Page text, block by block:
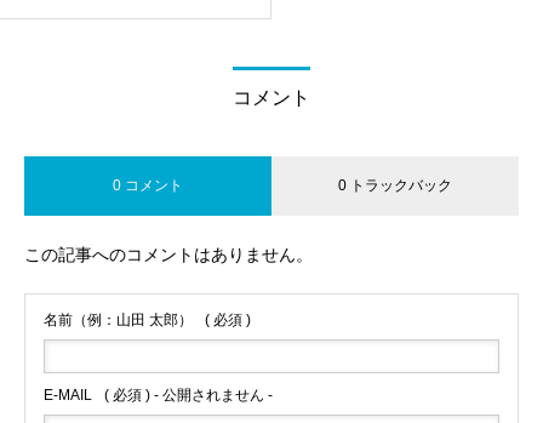
コメント
0 コメント 0 トラックバック
この記事へのコメントはありません。
名前（例：山田 太郎） ( 必須 )
E-MAIL ( 必須 ) - 公開されません -